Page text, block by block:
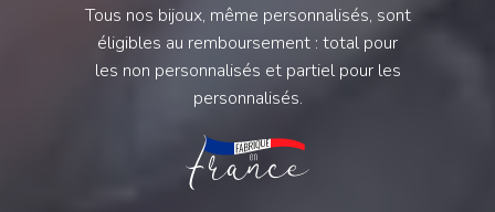
Tous nos bijoux, même personnalisés, sont
éligibles au remboursement : total pour
les non personnalisés et partiel pour les
personnalisés.